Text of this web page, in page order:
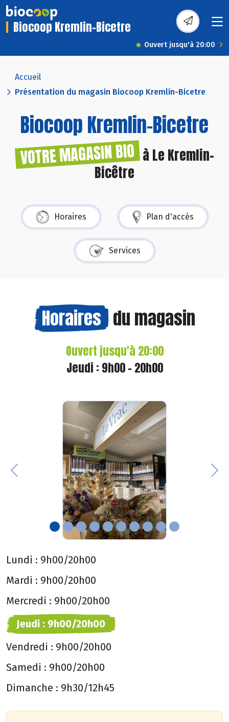
Biocoop Kremlin-Bicetre
Ouvert jusqu'à 20:00
Accueil
Présentation du magasin Biocoop Kremlin-Bicetre
Biocoop Kremlin-Bicetre
VOTRE MAGASIN BIO à Le Kremlin-
Bicêtre
Horaires Plan d'accès
Services
Horaires du magasin
Ouvert jusqu'à 20:00
Jeudi : 9h00 - 20h00
Previous
Lundi : 9h00/20h00
Mardi : 9h00/20h00
Mercredi : 9h00/20h00
Jeudi : 9h00/20h00
Vendredi : 9h00/20h00
Samedi : 9h00/20h00
Dimanche : 9h30/12h45